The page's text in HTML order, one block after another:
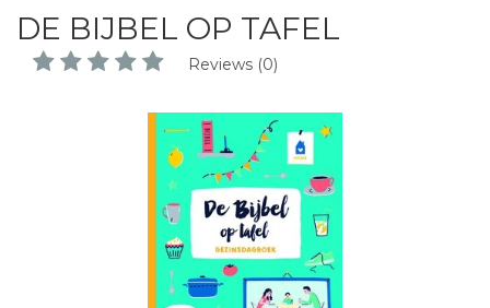
DE BIJBEL OP TAFEL
Reviews (0)